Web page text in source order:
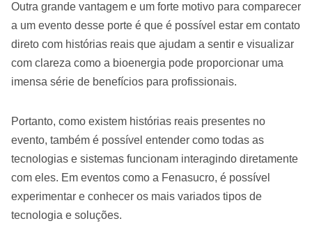
Outra grande vantagem e um forte motivo para comparecer
a um evento desse porte é que é possível estar em contato
direto com histórias reais que ajudam a sentir e visualizar
com clareza como a bioenergia pode proporcionar uma
imensa série de benefícios para profissionais.
Portanto, como existem histórias reais presentes no
evento, também é possível entender como todas as
tecnologias e sistemas funcionam interagindo diretamente
com eles. Em eventos como a Fenasucro, é possível
experimentar e conhecer os mais variados tipos de
tecnologia e soluções.